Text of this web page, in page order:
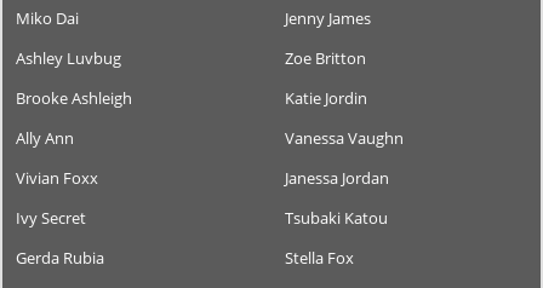
Miko Dai
Jenny James
Ashley Luvbug
Zoe Britton
Brooke Ashleigh
Katie Jordin
Ally Ann
Vanessa Vaughn
Vivian Foxx
Janessa Jordan
Ivy Secret
Tsubaki Katou
Gerda Rubia
Stella Fox